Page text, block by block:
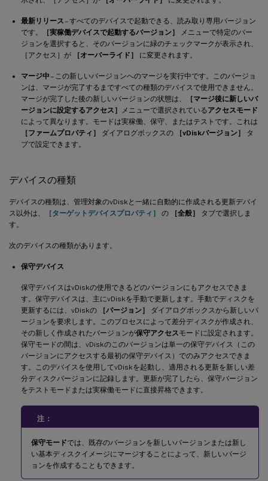
最新リリース– すべてのデバイスで起動できる、読み取り専用バージョン
です。
［実稼働デバイスで起動するバージョン］
メニューで特定のバー
ジョンを選択すると、そのバージョンに緑のチェックマークが表示され、
［アクセス］が
［オーバーライド］ に変更されます。
マージ中– この新しいバージョンへのマージを実行中です。このバージョ
ンは、マージが完了するまですべての種類のデバイスで使用できません。
マージが完了した後の新しいバージョンの状態は、
［マージ後に新しいバ
ージョンに設定するアクセス］
メニューで選択されているアクセスモード
によって異なります。モードは実稼働、保守、またはテストです。これは
［ファームプロパティ］
ダイアログボックスの ［vDiskバージョン］
タ
ブで設定できます。
デバイスの種類
デバイスの種類は、管理対象のvDiskと一緒に自動的に作成される更新デバイ
ス以外は、
［ターゲットデバイスプロパティ］ の ［全般］
タブで選択しま
す。
次のデバイスの種類があります。
保守デバイス
保守デバイスはvDiskの使用できるどのバージョンにもアクセスできま
す。保守デバイスは、主にvDiskを手動で更新します。手動でディスクを
更新するには、vDiskの
［バージョン］
ダイアログボックスから新しいバ
ージョンを要求します。このプロセスによって差分ディスクが作成され、
その新しく作成されたバージョンが保守アクセスモードに設定されます。
保守モードの間は、vDiskのこのバージョンは単一の保守デバイス（この
バージョンにアクセスする最初の保守デバイス）でのみアクセスできま
す。このデバイスを使用してvDiskを起動し、適用される更新を新しい差
分ディスクバージョンに記録します。更新が完了したら、保守バージョン
をテストモードまたは実稼働モードに直接昇格できます。
注：
保守モードでは、既存のバージョンを新しいバージョンまたは新し
い基本ディスクイメージにマージすることによって、新しいバージ
ョンを作成することもできます。